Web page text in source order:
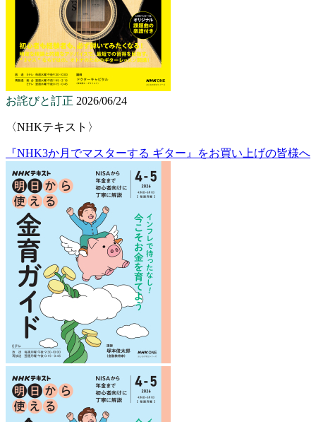
お詫びと訂正 2026/06/24
〈NHKテキスト〉
『NHK3か月でマスターする ギター』をお買い上げの皆様へ